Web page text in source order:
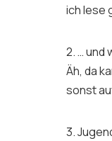
ich lese
2. … und
Äh, da
sonst
3.